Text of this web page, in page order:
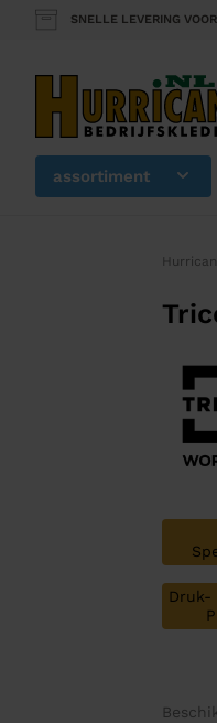
SNELLE LEVERING
assortiment
Druk-